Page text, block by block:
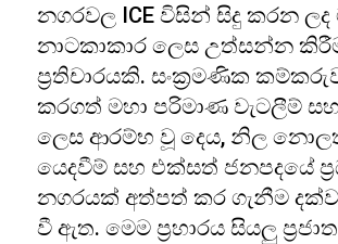
නගරවල ICE විසින් සිදු කරන ලද
නාටකාකාර ලෙස උත්සන්න
ප්‍රතිචාරයකි. සංක්‍රමණික
කරගත් මහා පරිමාණ වැටලීම්
ලෙස ආරම්භ වූ දෙය, නිල
යෙදවීම් සහ එක්සත් ජනපදයේ
නගරයක් අත්පත් කර ගැනීම
වී ඇත. මෙම ප්‍රහාරය සියලු